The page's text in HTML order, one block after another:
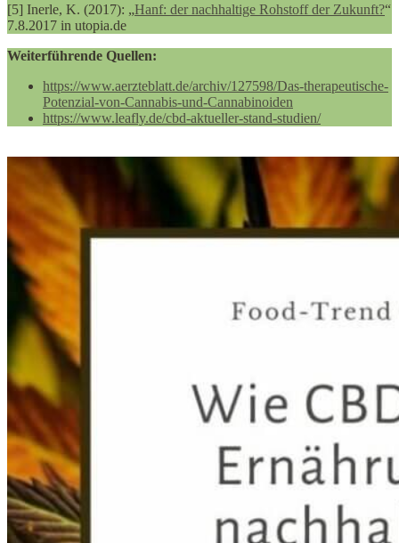
[5] Inerle, K. (2017): „Hanf: der nachhaltige Rohstoff der Zukunft?“
7.8.2017 in utopia.de
Weiterführende Quellen:
https://www.aerzteblatt.de/archiv/127598/Das-therapeutische-
Potenzial-von-Cannabis-und-Cannabinoiden
https://www.leafly.de/cbd-aktueller-stand-studien/